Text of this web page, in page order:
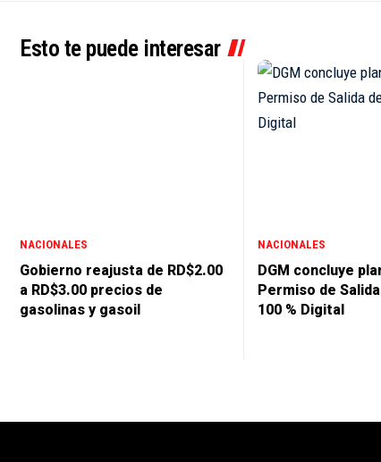
Esto te puede interesar
NACIONALES
Gobierno reajusta de RD$2.00
a RD$3.00 precios de
gasolinas y gasoil
NACIONALES
DGM concluye
Permiso de
100 % Digital